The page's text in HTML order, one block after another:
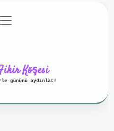
Politikası
menüyü
aç
Köşesi
gününü aydınlat!